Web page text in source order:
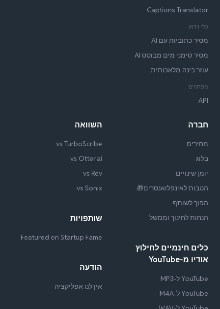
Captions Translator
כלי וידאו
מסיר כתוביות עם AI
מסיר סימני מים מבוסס AI
עוזר בינה מלאכותית
מפתחים
API
חברה
מחירים
בלוג
יומן שינויים
הטבות לאינפלואנסרים🎁
הפוך לשותף
הנחות לחינוך וממשל
כלים חינמיים לחילוץ
אודיו מ-YouTube
YouTube ל-MP3
YouTube ל-M4A
השוואה
vs TurboScribe
vs Otter.ai
vs Rev
vs Sonix
שותפויות
Featured on Startup Fame
הודעה
אין לנו אפליקציה